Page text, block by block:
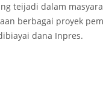
teijadi dalam
berbagai proyek
dana Inpres.